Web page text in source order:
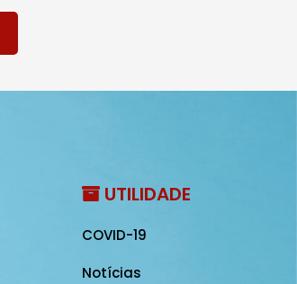
UTILIDADE
COVID-19
Notícias